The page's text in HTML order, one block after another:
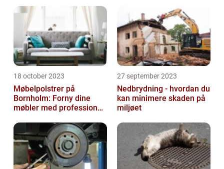
18 october 2023
Møbelpolstrer på
Bornholm: Forny dine
møbler med professionel
27 september 2023
Nedbrydning - hvordan du
kan minimere skaden på
miljøet